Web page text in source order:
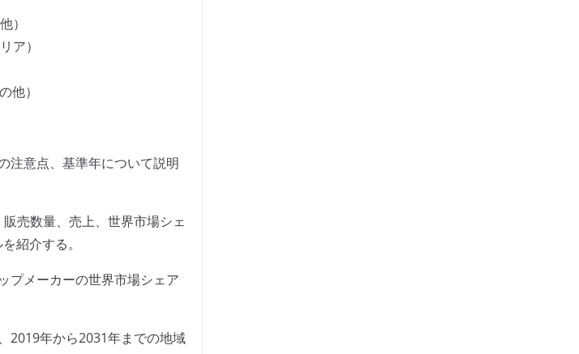
）
ア）
他）
注意点、基準年について説明
売数量、売上、世界市場シェ
紹介する。
プメーカーの世界市場シェア
2019年から2031年までの地域